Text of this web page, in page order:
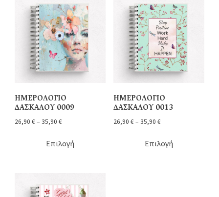
ΗΜΕΡΟΛΟΓΙΟ
ΔΑΣΚΑΛΟΥ 0009
26,90 € – 35,90 €
Επιλογή
ΗΜΕΡΟΛΟΓΙΟ
ΔΑΣΚΑΛΟΥ 0013
26,90 € – 35,90 €
Επιλογή